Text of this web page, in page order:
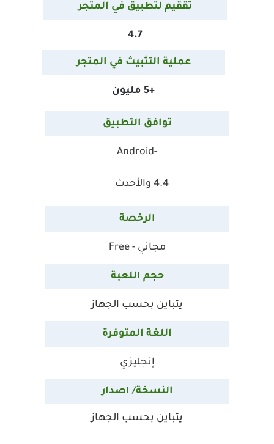
تققيم لتطبيق في المتجر
4.7
عملية التثبيث في المتجر
+5 مليون
توافق التطبيق
-Android
4.4 والأحدث
الرخصة
مجاني - Free
حجم اللعبة
يتباين بحسب الجهاز
اللغة المتوفرة
إنجليزي
النسخة/ اصدار
يتباين بحسب الجهاز